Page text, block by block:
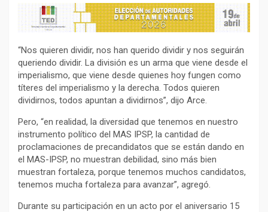
“Nos quieren dividir, nos han querido dividir y nos seguirán
queriendo dividir. La división es un arma que viene desde el
imperialismo, que viene desde quienes hoy fungen como
títeres del imperialismo y la derecha. Todos quieren
dividirnos, todos apuntan a dividirnos”, dijo Arce.
Pero, “en realidad, la diversidad que tenemos en nuestro
instrumento político del MAS IPSP, la cantidad de
proclamaciones de precandidatos que se están dando en
el MAS-IPSP, no muestran debilidad, sino más bien
muestran fortaleza, porque tenemos muchos candidatos,
tenemos mucha fortaleza para avanzar”, agregó.
Durante su participación en un acto por el aniversario 15